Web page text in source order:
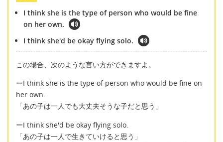
I think she is the type of person who would be fine
on her own.
I think she'd be okay flying solo.
この場合、次のような言い方ができますよ。
ーI think she is the type of person who would be fine on
her own.
「あの子は一人でも大丈夫そうな子だと思う」
ーI think she'd be okay flying solo.
「あの子は一人で生きていけると思う」